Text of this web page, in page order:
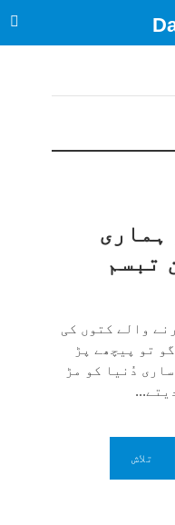
ہماری
تبسم
والے کتوں کی
تو پیچھے پڑ
دُنیا کو مڑ
تلاش